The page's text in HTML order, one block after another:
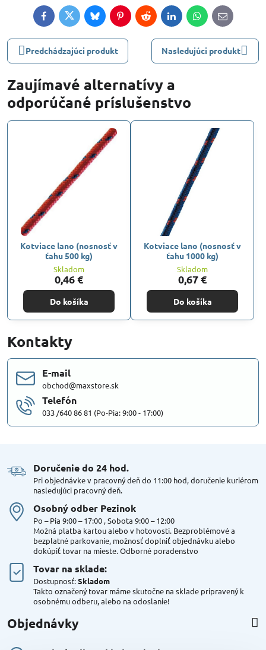
FacebookTwitterBlueskyPinterestRedditLinkedInWhatsApp
E-
mail
Predchádzajúci produkt Nasledujúci produkt
Zaujímavé alternatívy a
odporúčané príslušenstvo
Kotviace lano (nosnosť v
ťahu 500 kg)
Skladom
0,46 €
Do košíka
Kotviace lano (nosnosť v
ťahu 1000 kg)
Skladom
0,67 €
Do košíka
Kontakty
E-mail
obchod@maxstore.sk
Telefón
033 /640 86 81 (Po-Pia: 9:00 - 17:00)
Doručenie do 24 hod​.
Pri objednávke v pracovný deň do 11:00 hod, doručenie kuriérom
nasledujúci pracovný deň.
Osobný odber Pezinok
Po – Pia 9:00 – 17:00 , Sobota 9:00 – 12:00
Možná platba kartou alebo v hotovosti. Bezproblémové a
bezplatné parkovanie, možnosť doplniť objednávku alebo
dokúpiť tovar na mieste. Odborné poradenstvo
Tovar na sklade:
Dostupnosť:Skladom
Takto označený tovar máme skutočne na sklade pripravený k
osobnému odberu, alebo na odoslanie!
Objednávky